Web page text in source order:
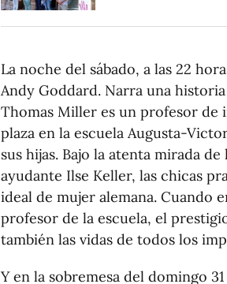
La noche del sábado, a las 22
Andy Goddard. Narra una
Thomas Miller es un profesor de
plaza en la escuela Augusta-
sus hijas. Bajo la atenta mirada
ayudante Ilse Keller, las chicas
ideal de mujer alemana. Cuando
profesor de la escuela, el
también las vidas de todos los
Y en la sobremesa del domingo